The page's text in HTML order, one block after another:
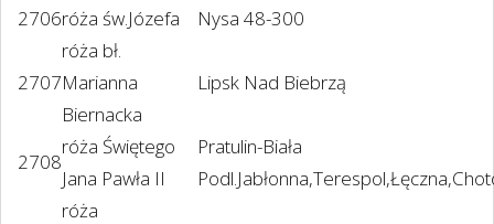
2706róża św.Józefa Nysa 48-300
2707
róża bł.
Marianna
Biernacka
Lipsk Nad Biebrzą
2708
róża Świętego
Jana Pawła II
Pratulin-Biała
róża